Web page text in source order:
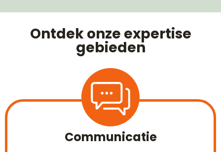
Ontdek onze expertise
gebieden
Communicatie